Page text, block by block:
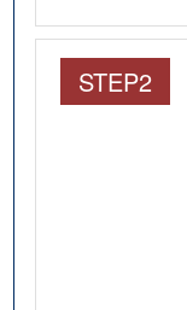
STEP2